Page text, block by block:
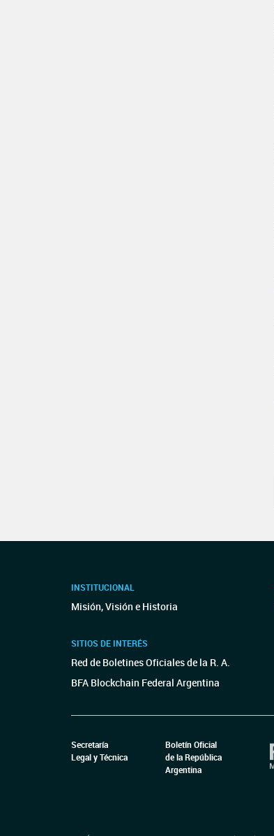
INSTITUCIONAL
Misión, Visión e Historia
SITIOS DE INTERÉS
Red de Boletines Oficiales de la R. A.
BFA Blockchain Federal Argentina
Secretaría
Legal y Técnica
Boletín Oficial
de la República
Argentina